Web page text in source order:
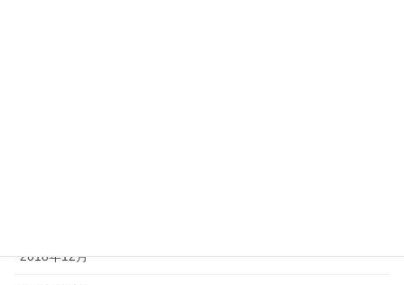
2018年12月